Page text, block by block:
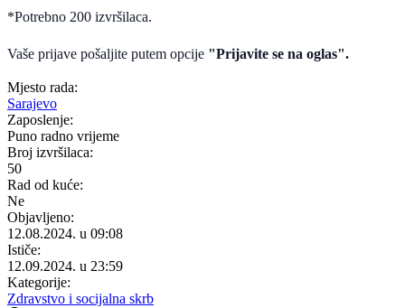
*Potrebno 200 izvršilaca.
Vaše prijave pošaljite putem opcije "Prijavite se na oglas".
Mjesto rada:
Sarajevo
Zaposlenje:
Puno radno vrijeme
Broj izvršilaca:
50
Rad od kuće:
Ne
Objavljeno:
12.08.2024. u 09:08
Ističe:
12.09.2024. u 23:59
Kategorije:
Zdravstvo i socijalna skrb